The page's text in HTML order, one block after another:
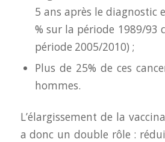
5 ans après le diagnostic
% sur la période 1989/93
période 2005/2010) ;
Plus de 25% de ces
hommes.
L’élargissement de la
a donc un double rôle :